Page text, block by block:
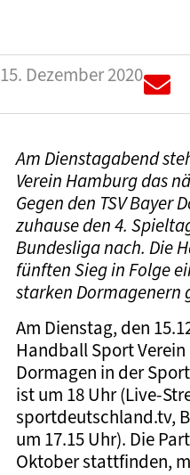
15. Dezember 2020
Am Dienstagabend
Verein Hamburg das
Gegen den TSV Bayer
zuhause den 4.
Bundesliga nach. Die
fünften Sieg in Folge
starken Dormagenern
Am Dienstag, den
Handball Sport Verein
Dormagen in der
ist um 18 Uhr (Live-
sportdeutschland.tv,
um 17.15 Uhr). Die
Oktober stattfinden,